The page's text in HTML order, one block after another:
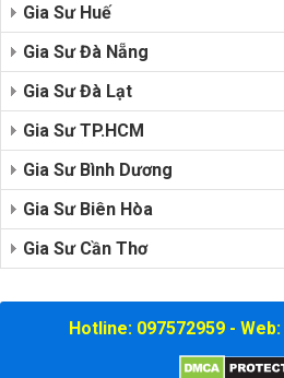
Gia Sư Huế
Gia Sư Đà Nẵng
Gia Sư Đà Lạt
Gia Sư TP.HCM
Gia Sư Bình Dương
Gia Sư Biên Hòa
Gia Sư Cần Thơ
Hotline: 097572959 -